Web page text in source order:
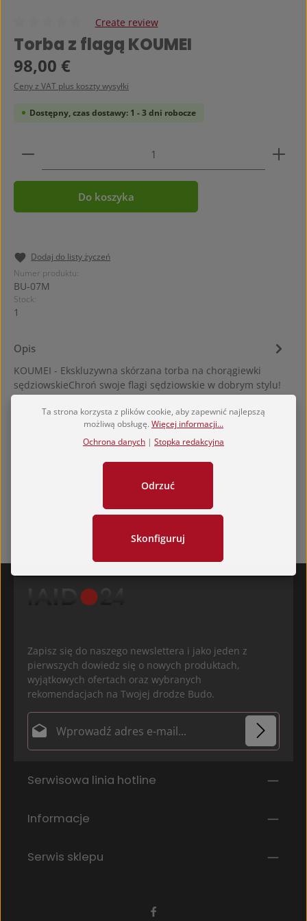
Średnia ocena 0 z 5 gwiazdek
Create review
Torba z flagą KOUMEI
Cena regularna:
98,00 €
Ceny z VAT plus koszty wysyłki
Dostępny, czas dostawy: 1 - 3 dni robocze
Ilość produktu: Wprowadź żądaną ilość lub użyj
Do koszyka
Dodaj do listy życzeń
Numer produktu:
BU-07M
Stock:
1
Opis
KOUMEI - Ekskluzywna skórzana torba na chorągiewki
sędziowskieChroń swoje flagi sędziowskie w dobrym stylu!
Skórzana torba…Więcej
Zapisz się do naszego newslettera i jako jeden z
pierwszych dowiedz się o nowych produktach,
wyjątkowych ofertach oraz wybranych
rekomendacjach na Twojej drodze Budo.
Adres e-mail*
Wybierając kontynuuj potwierdzasz, że przeczytałeś
zaakceptowałeś nasze
Pola oznaczone gwiazdką (*) są polami obowiązkowymi.
Serwisowa linia hotline
Informacje
Serwis sklepu
Ta strona korzysta z plików cookie, aby zapewnić najlepszą
możliwą obsługę. Więcej informacji...
Ochrona danych | Stopka redakcyjna
Odrzuć
Skonfiguruj